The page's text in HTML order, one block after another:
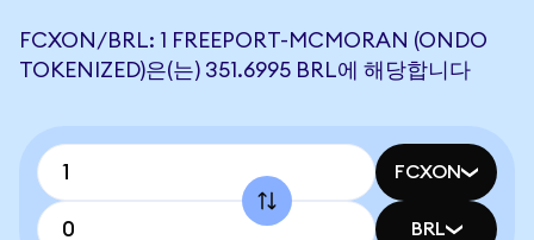
FCXON/BRL: 1 FREEPORT-MCMORAN (ONDO
TOKENIZED)은(는) 351.6995 BRL에 해당합니다
FCXON
BRL